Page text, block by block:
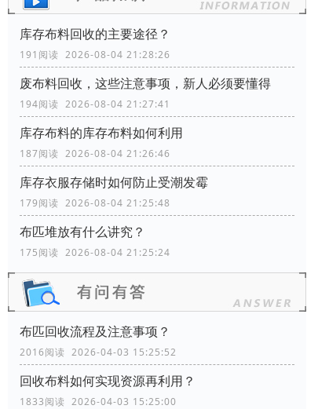
库存布料回收的主要途径？
191阅读 2026-08-04 21:28:26
废布料回收，这些注意事项，新人必须要懂得
194阅读 2026-08-04 21:27:41
库存布料的库存布料如何利用
187阅读 2026-08-04 21:26:46
库存衣服存储时如何防止受潮发霉
179阅读 2026-08-04 21:25:48
布匹堆放有什么讲究？
175阅读 2026-08-04 21:25:24
布匹回收流程及注意事项？
2016阅读 2026-04-03 15:25:52
回收布料如何实现资源再利用？
1833阅读 2026-04-03 15:25:00